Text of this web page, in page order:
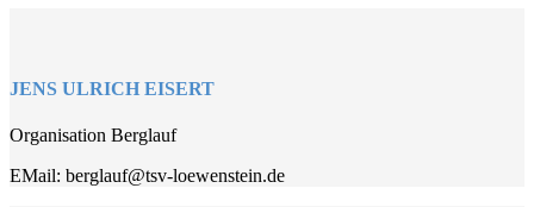
JENS ULRICH EISERT
Organisation Berglauf
EMail: berglauf@tsv-loewenstein.de